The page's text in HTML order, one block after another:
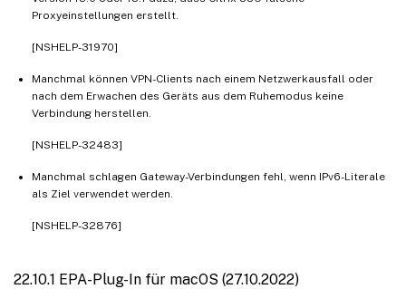
Proxyeinstellungen erstellt.
[NSHELP-31970]
Manchmal können VPN-Clients nach einem Netzwerkausfall oder
nach dem Erwachen des Geräts aus dem Ruhemodus keine
Verbindung herstellen.
[NSHELP-32483]
Manchmal schlagen Gateway-Verbindungen fehl, wenn IPv6-Literale
als Ziel verwendet werden.
[NSHELP-32876]
22.10.1 EPA-Plug-In für macOS (27.10.2022)